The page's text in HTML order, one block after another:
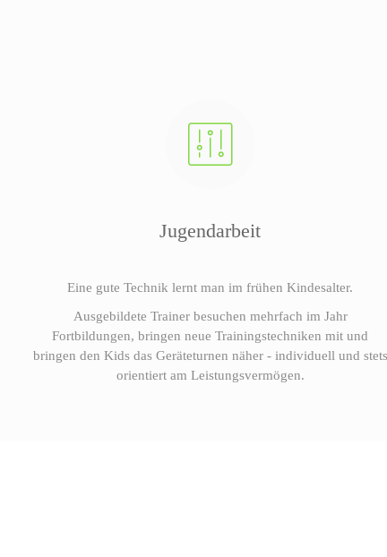
Jugendarbeit
Eine gute Technik lernt man im frühen Kindesalter.
Ausgebildete Trainer besuchen mehrfach im Jahr
Fortbildungen, bringen neue Trainingstechniken mit und
bringen den Kids das Geräteturnen näher - individuell und stets
orientiert am Leistungsvermögen.